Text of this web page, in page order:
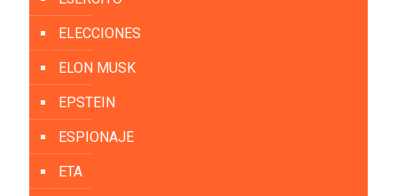
ELECCIONES
ELON MUSK
EPSTEIN
ESPIONAJE
ETA